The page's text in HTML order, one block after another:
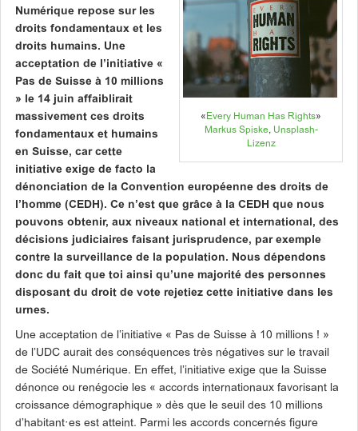
« Every Human Has Rights»
Markus Spiske, Unsplash-
Lizenz
Numérique repose sur les
droits fondamentaux et les
droits humains. Une
acceptation de l’initiative «
Pas de Suisse à 10 millions
» le 14 juin affaiblirait
massivement ces droits
fondamentaux et humains
en Suisse, car cette
initiative exige de facto la
dénonciation de la Convention européenne des droits de
l’homme (CEDH). Ce n’est que grâce à la CEDH que nous
pouvons obtenir, aux niveaux national et international, des
décisions judiciaires faisant jurisprudence, par exemple
contre la surveillance de la population. Nous dépendons
donc du fait que toi ainsi qu’une majorité des personnes
disposant du droit de vote rejetiez cette initiative dans les
urnes.
Une acceptation de l’initiative « Pas de Suisse à 10 millions ! »
de l’UDC aurait des conséquences très négatives sur le travail
de Société Numérique. En effet, l’initiative exige que la Suisse
dénonce ou renégocie les « accords internationaux favorisant la
croissance démographique » dès que le seuil des 10 millions
d’habitant·es est atteint. Parmi les accords concernés figure